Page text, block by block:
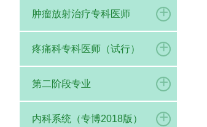
肿瘤放射治疗专科医师 +
疼痛科专科医师（试行） +
第二阶段专业 +
内科系统（专博2018版） +